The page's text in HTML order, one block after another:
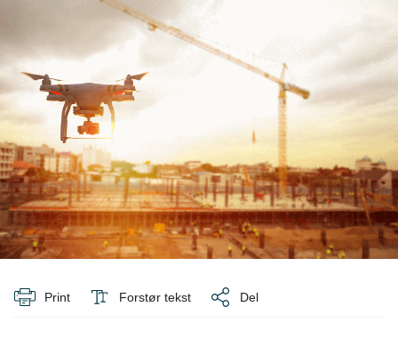
Print Forstør tekst Del